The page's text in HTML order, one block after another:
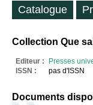
Collection Que
Editeur :
Presses
ISSN :
pas d'ISSN
Documents
Catalogue